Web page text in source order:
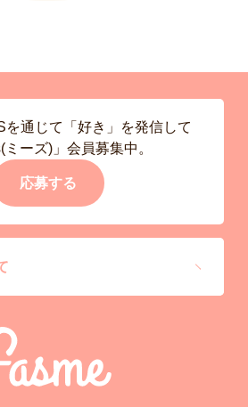
を通じて「好き」を発信して
ーズ)」会員募集中。
応募する